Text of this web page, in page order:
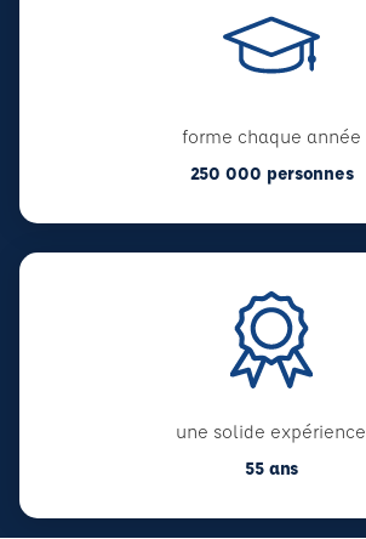
forme chaque année
250 000 personnes
une solide expérience
55 ans